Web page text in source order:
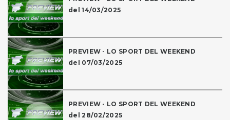
del 14/03/2025
PREVIEW - LO SPORT DEL WEEKEND
del 07/03/2025
PREVIEW - LO SPORT DEL WEEKEND
del 28/02/2025